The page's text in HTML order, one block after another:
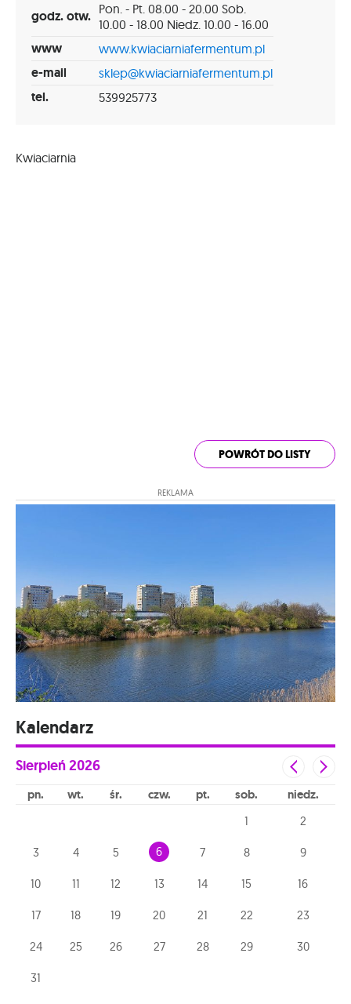
godz. otw. Pon. - Pt. 08.00 - 20.00 Sob.
10.00 - 18.00 Niedz. 10.00 - 16.00
www www.kwiaciarniafermentum.pl
e-mail sklep@kwiaciarniafermentum.pl
tel. 539925773
Kwiaciarnia
POWRÓT DO LISTY
REKLAMA
Kalendarz
Sierpień2026
pn wt śr czw pt sob niedz
1 2
3 4 5 6 7 8 9
10 11 12 13 14 15 16
17 18 19 20 21 22 23
24 25 26 27 28 29 30
31